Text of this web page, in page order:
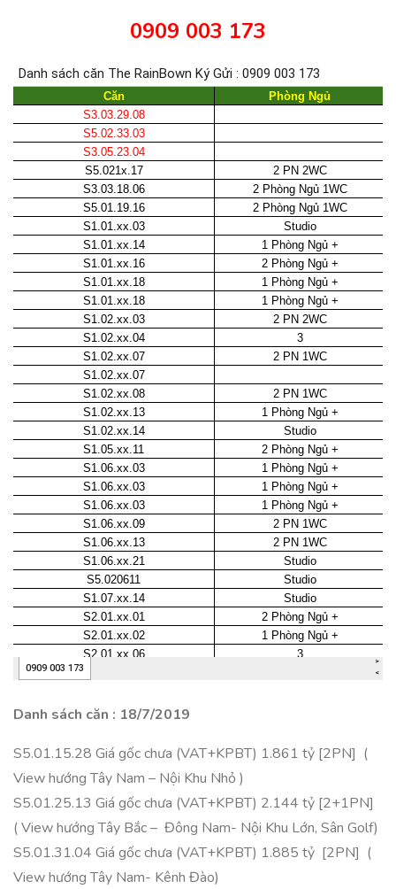
0909 003 173
Danh sách căn : 18/7/2019
S5.01.15.28 Giá gốc chưa (VAT+KPBT) 1.861 tỷ [2PN] (
View hướng Tây Nam – Nội Khu Nhỏ )
S5.01.25.13 Giá gốc chưa (VAT+KPBT) 2.144 tỷ [2+1PN]
( View hướng Tây Bắc – Đông Nam- Nội Khu Lớn, Sân Golf)
S5.01.31.04 Giá gốc chưa (VAT+KPBT) 1.885 tỷ [2PN] (
View hướng Tây Nam- Kênh Đào)